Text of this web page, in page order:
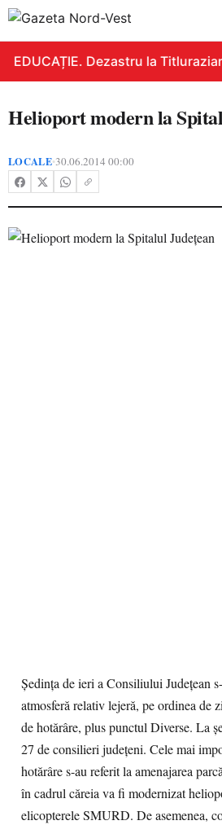
EDUCAȚIE. Dezastru la
Helioport modern la
LOCALE•30.06.2014 00:00
Şedinţa de ieri a Consiliului Judeţean
atmosferă relativ lejeră, pe ordinea de
de hotărâre, plus punctul Diverse. La
27 de consilieri judeţeni. Cele mai
hotărâre s-au referit la amenajarea
în cadrul căreia va fi modernizat
elicopterele SMURD. De asemenea,